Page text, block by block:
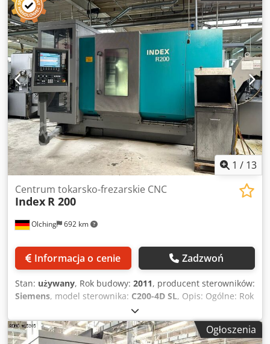
1 / 13
Olching 692 km
Centrum tokarsko-frezarskie CNC
Index R 200
Informacja o cenie Zadzwoń
Stan: używany, Rok budowy: 2011, producent sterowników:
Siemens, model sterownika: C200-4D SL, Opis: Ogólne: Rok
produkcji: 2011 Sterowanie: Siemens 840 Dsl (C200-4D SL)
Przelot pręta: 65 mm Wrzeciona frezujące: 18.000 obr/min
Wrzeciono główne: Technologia: wrzeciono napędzane
Ogłoszenia